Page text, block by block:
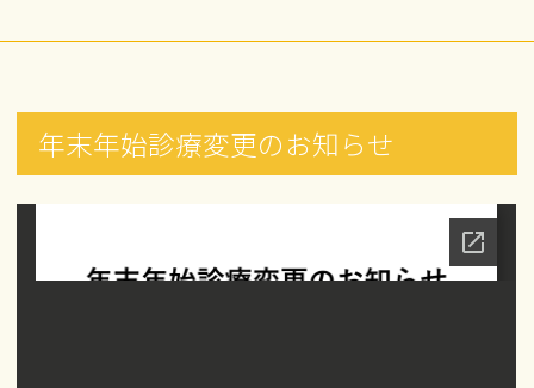
年末年始診療変更のお知らせ